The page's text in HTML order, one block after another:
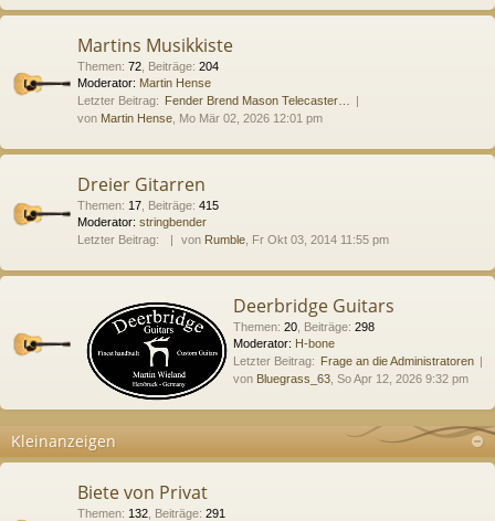
Martins Musikkiste
Themen: 72 Beiträge: 204
Moderator: Martin Hense
Letzter Beitrag: Fender Brend Mason Telecaster…
von Martin Hense , Mo Mär 02, 2026 12:01 pm
Dreier Gitarren
Themen: 17 Beiträge: 415
Moderator: stringbender
Letzter Beitrag:
von Rumble , Fr Okt 03, 2014 11:55 pm
Deerbridge Guitars
Themen: 20 Beiträge: 298
Moderator: H-bone
Letzter Beitrag: Frage an die Administratoren
von Bluegrass_63 , So Apr 12, 2026 9:32 pm
Kleinanzeigen
Biete von Privat
Themen: 132 Beiträge: 291